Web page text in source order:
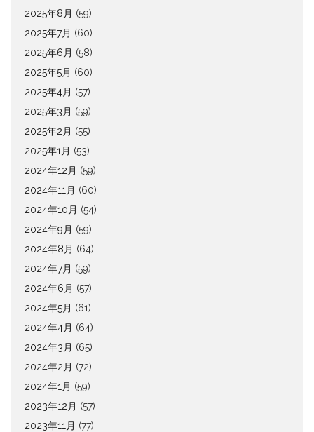
2025年8月 (59)
2025年7月 (60)
2025年6月 (58)
2025年5月 (60)
2025年4月 (57)
2025年3月 (59)
2025年2月 (55)
2025年1月 (53)
2024年12月 (59)
2024年11月 (60)
2024年10月 (54)
2024年9月 (59)
2024年8月 (64)
2024年7月 (59)
2024年6月 (57)
2024年5月 (61)
2024年4月 (64)
2024年3月 (65)
2024年2月 (72)
2024年1月 (59)
2023年12月 (57)
2023年11月 (77)